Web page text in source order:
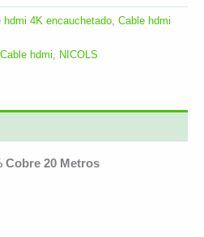
hdmi 4K encauchetado, Cable hdmi
Cable hdmi, NICOLS
Cobre 20 Metros